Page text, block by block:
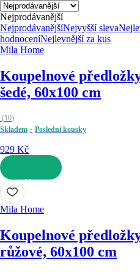
Nejprodávanější
NejprodávanějšíNejvyšší sleva
hodnoceníNejlevnější za kus
Mila Home
Koupelnové
šedé, 60x100 cm
(10)
Skladem
Poslední kousky
929 Kč
DO KOŠÍKU
Mila Home
Koupelnové
růžové, 60x100 cm